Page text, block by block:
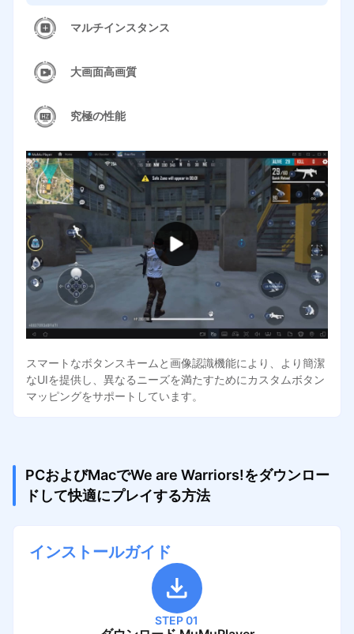
マルチインスタンス
大画面高画質
究極の性能
スマートなボタンスキームと画像認識機能により、より簡潔
なUIを提供し、異なるニーズを満たすためにカスタムボタン
マッピングをサポートしています。
PCおよびMacでWe are Warriors!をダウンロー
ドして快適にプレイする方法
インストールガイド
STEP 01